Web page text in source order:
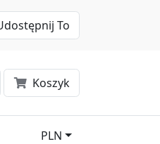
To
Koszyk
PLN